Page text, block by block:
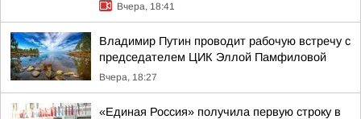
Вчера, 18:41
Владимир Путин проводит рабочую встречу с
председателем ЦИК Эллой Памфиловой
Вчера, 18:27
«Единая Россия» получила первую строку в